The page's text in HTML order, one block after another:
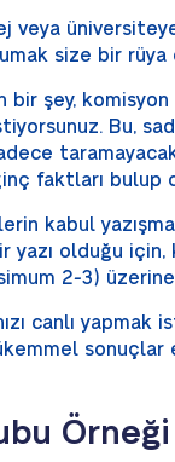
veya
size bir
bir şey,
istiyorsunuz.
faktları
kabul
yazı olduğu
2-3)
canlı
sonuçlar
Örneği